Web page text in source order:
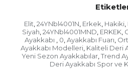
Elit, 24YNbl4001N, Erkek, Hakiki,
Siyah, 24YNbl4001MND, ERKEK,
Ayakkabı , 0, Ayakkabı Fuarı,
Ayakkabı Modelleri, Kaliteli Deri
Yeni Sezon Ayakkabılar, Trend
Deri Ayakkabı Spor ve